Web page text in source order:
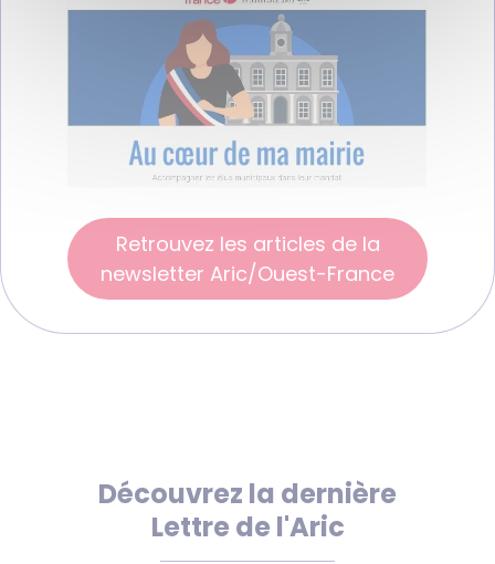
Retrouvez les articles de la
newsletter Aric/Ouest-France
Découvrez la dernière
Lettre de l'Aric